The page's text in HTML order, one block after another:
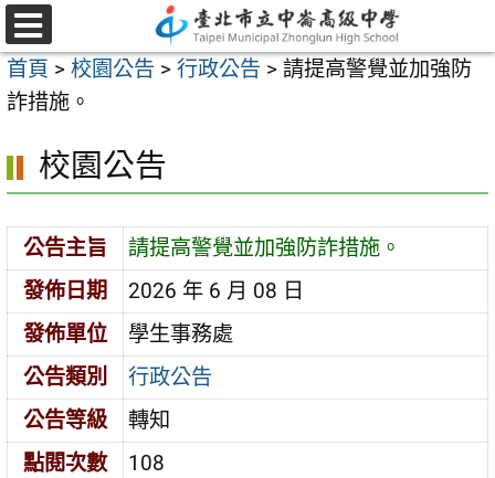
跳
至
主
要
容
選
單
首頁 > 校園公告 > 行政公告 > 請提高警覺並加強防
詐措施。
校園公告
公告主旨
請提高警覺並加強防詐措施。
發佈日期
2026 年 6 月 08 日
發佈單位
學生事務處
公告類別
行政公告
公告等級
轉知
點閱次數
108